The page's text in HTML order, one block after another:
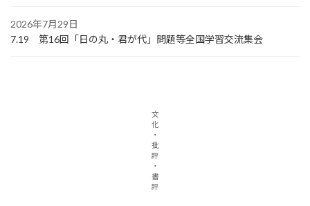
2026年7月29日
7.19 第16回「日の丸・君が代」問題等全国学習交流集会
文
化
・
批
評
・
書
評